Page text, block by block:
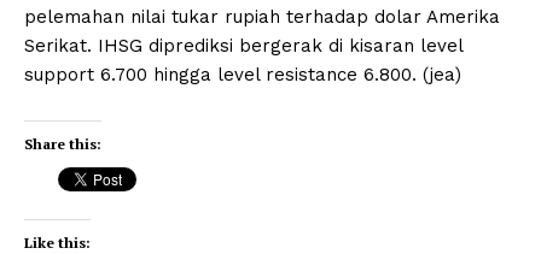
pelemahan nilai tukar rupiah terhadap dolar Amerika
Serikat. IHSG diprediksi bergerak di kisaran level
support 6.700 hingga level resistance 6.800. (jea)
Share this:
Like this: